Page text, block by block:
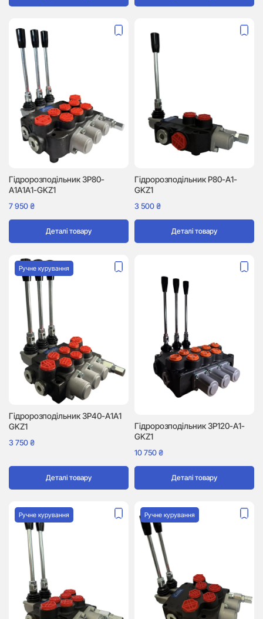
Гідророзподільник 3P80-
A1A1A1-GKZ1
7 950₴
Деталі товару
Гідророзподільник P80-A1-
GKZ1
3 500₴
Деталі товару
Гідророзподільник 3P40-A1A1
GKZ1
3 750₴
Деталі товару
Ручне курування
Гідророзподільник 3P120-A1-
GKZ1
10 750₴
Деталі товару
Ручне курування Ручне курування